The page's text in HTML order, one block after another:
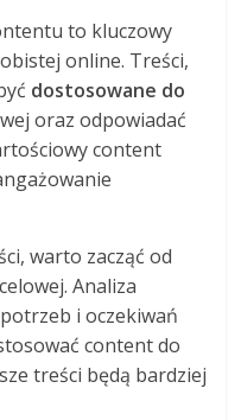
to kluczowy
online. Treści,
dostosowane do
oraz odpowiadać
content
warto zacząć od
Analiza
i oczekiwań
content do
treści będą bardziej